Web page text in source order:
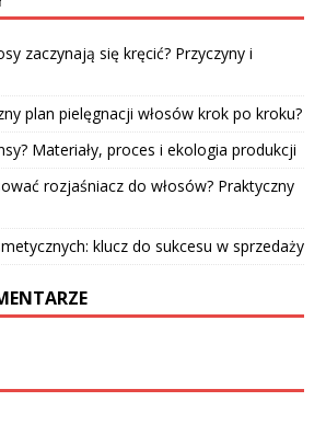
zaczynają się kręcić? Przyczyny i
plan pielęgnacji włosów krok po kroku?
Materiały, proces i ekologia produkcji
rozjaśniacz do włosów? Praktyczny
klucz do sukcesu w sprzedaży